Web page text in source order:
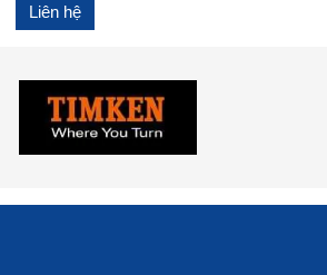
Liên hệ